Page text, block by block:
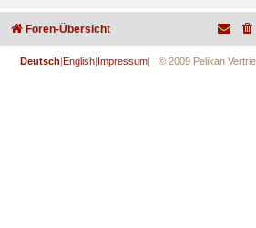
Foren-Übersicht
Deutsch|English|Impressum| © 2009 Pelikan